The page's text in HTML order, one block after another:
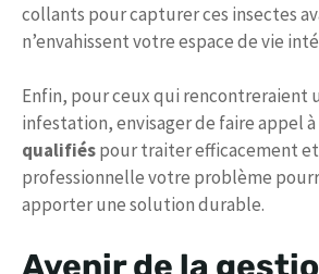
collants pour capturer ces insectes
n’envahissent votre espace de vie
Enfin, pour ceux qui rencontreraient
infestation, envisager de faire appel à
qualifiéspour traiter efficacement
professionnelle votre problème
apporter une solution durable.